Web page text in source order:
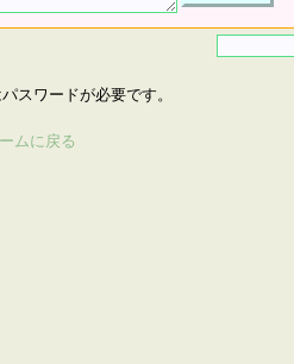
スワードが必要です。
ムに戻る